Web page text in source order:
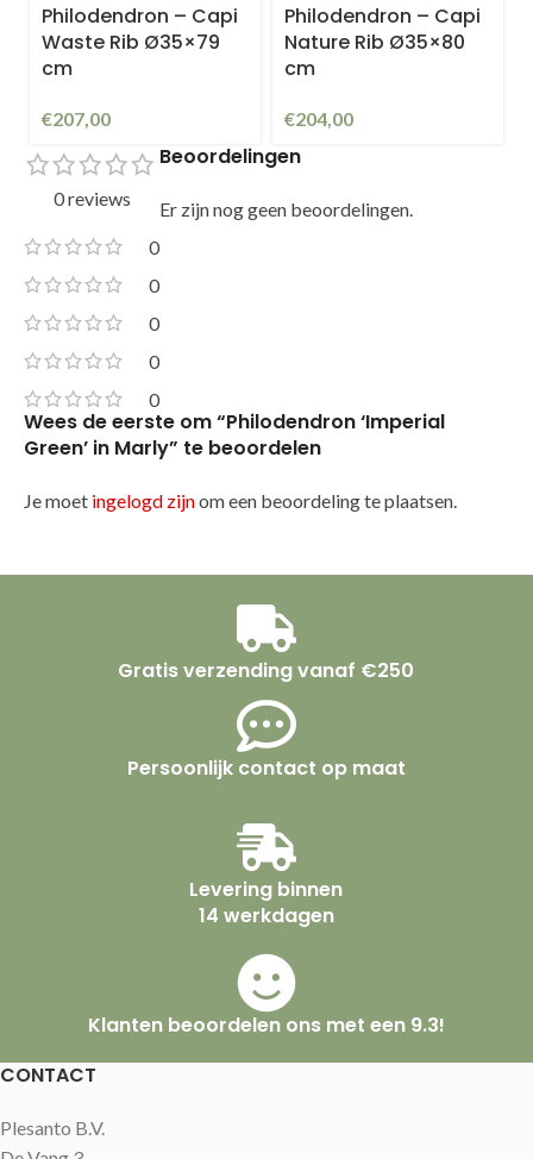
Philodendron – Capi
Waste Rib Ø35×79
cm
€207,00
Philodendron – Capi
Nature Rib Ø35×80
cm
€204,00
0 reviews
0
0
0
0
0
Beoordelingen
Er zijn nog geen beoordelingen.
Wees de eerste om “Philodendron ‘Imperial
Green’ in Marly” te beoordelen
Je moet ingelogd zijnom een beoordeling te plaatsen.
Gratis verzending vanaf €250
Persoonlijk contact op maat
Levering binnen
14 werkdagen
Klanten beoordelen ons met een 9.3!
CONTACT
Plesanto B.V.